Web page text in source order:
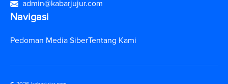
admin@kabarjujur.com
Navigasi
Pedoman Media SiberTentang Kami